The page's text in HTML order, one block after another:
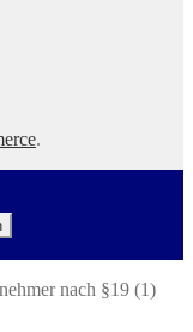
.
nach §19 (1)